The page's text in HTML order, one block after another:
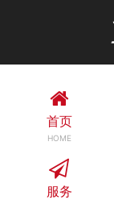
首页
HOME
服务